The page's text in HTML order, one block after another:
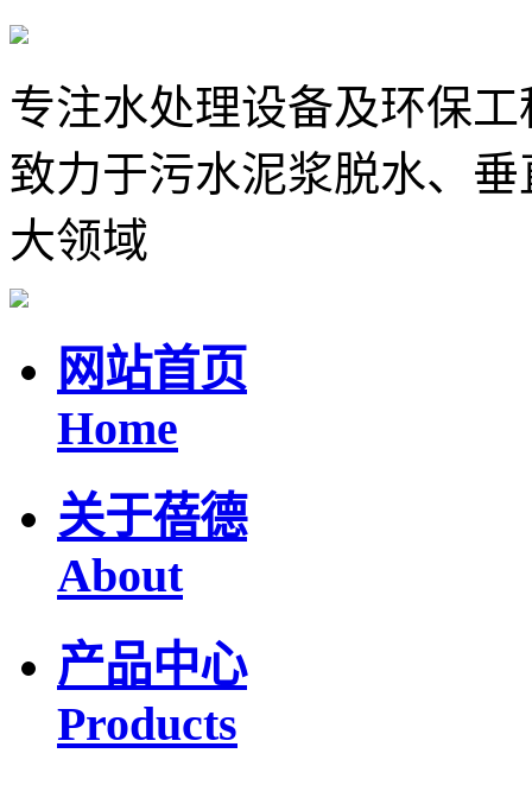
专注水处理设备及环保工
致力于污水泥浆脱水、
大领域
网站首页
Home
关于蓓德
About
产品中心
Products